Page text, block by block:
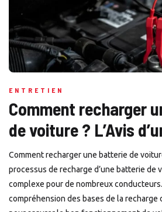
ENTRETIEN
Comment recharger
de voiture ? L’Avis
Comment recharger une batterie de voiture
processus de recharge d’une batterie de
complexe pour de nombreux
compréhension des bases de la recharge